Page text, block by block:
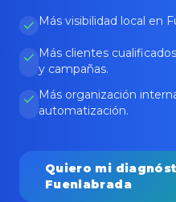
Más visibilidad local en
Más clientes
y campañas.
Más organización
automatización.
Quiero mi
Fuenlabrada